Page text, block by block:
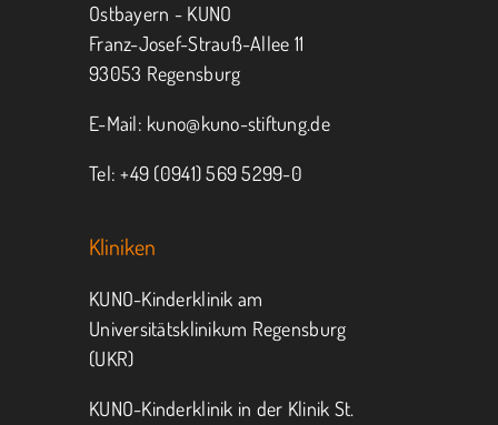
MITMACHEN SPENDEN
Ostbayern - KUNO
Franz-Josef-Strauß-Allee 11
93053 Regensburg
E-Mail: kuno@kuno-stiftung.de
Tel: +49 (0941) 569 5299-0
Kliniken
KUNO-Kinderklinik am
Universitätsklinikum Regensburg
(UKR)
KUNO-Kinderklinik in der Klinik St.